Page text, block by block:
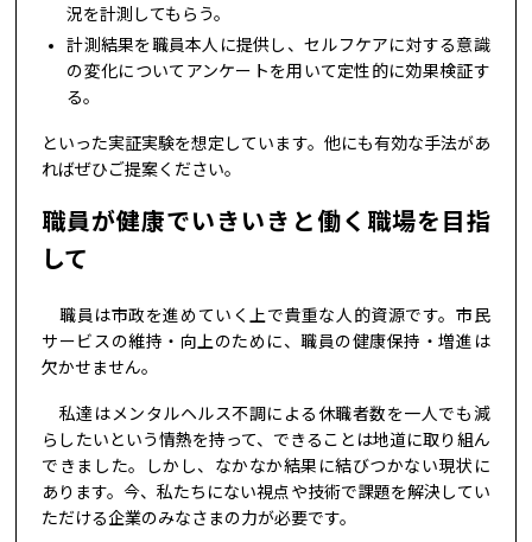
況を計測してもらう。
計測結果を職員本人に提供し、セルフケアに対する意識
の変化についてアンケートを用いて定性的に効果検証す
る。
といった実証実験を想定しています。他にも有効な手法があ
ればぜひご提案ください。
職員が健康でいきいきと働く職場を目指
して
職員は市政を進めていく上で貴重な人的資源です。市民
サービスの維持・向上のために、職員の健康保持・増進は
欠かせません。
私達はメンタルヘルス不調による休職者数を一人でも減
らしたいという情熱を持って、できることは地道に取り組ん
できました。しかし、なかなか結果に結びつかない現状に
あります。今、私たちにない視点や技術で課題を解決してい
ただける企業のみなさまの力が必要です。